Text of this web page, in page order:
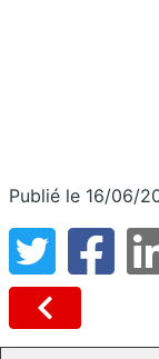
Publié le 16/06/